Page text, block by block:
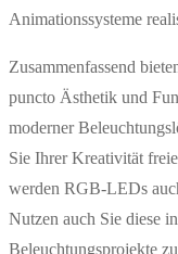
Animationssysteme
Zusammenfassend
puncto Ästhetik und
moderner
Sie Ihrer Kreativität
werden RGB-LEDs
Nutzen auch Sie diese
Beleuchtungsprojekte